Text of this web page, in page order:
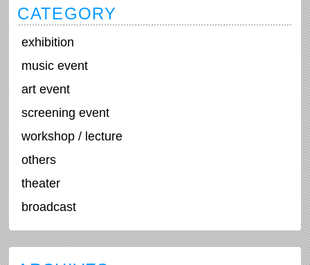
CATEGORY
exhibition
music event
art event
screening event
workshop / lecture
others
theater
broadcast